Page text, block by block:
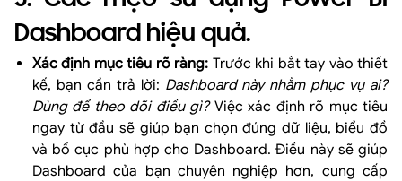
Dashboard hiệu quả.
Xác định mục tiêu rõ ràng: Trước khi bắt tay vào thiết
kế, bạn cần trả lời: Dashboard này nhằm phục vụ ai?
Dùng để theo dõi điều gì? Việc xác định rõ mục tiêu
ngay từ đầu sẽ giúp bạn chọn đúng dữ liệu, biểu đồ
và bố cục phù hợp cho Dashboard. Điều này sẽ giúp
Dashboard của bạn chuyên nghiệp hơn, cung cấp